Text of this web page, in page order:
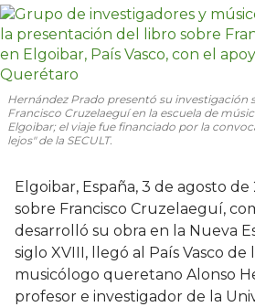
Hernández Prado presentó su investigación
Francisco Cruzelaeguí en la escuela de
Elgoibar; el viaje fue financiado por la
lejos" de la SECULT.
Elgoibar, España, 3 de agosto
sobre Francisco Cruzelaeguí,
desarrolló su obra en la Nueva
siglo XVIII, llegó al País Vasco de
musicólogo queretano Alonso
profesor e investigador de la